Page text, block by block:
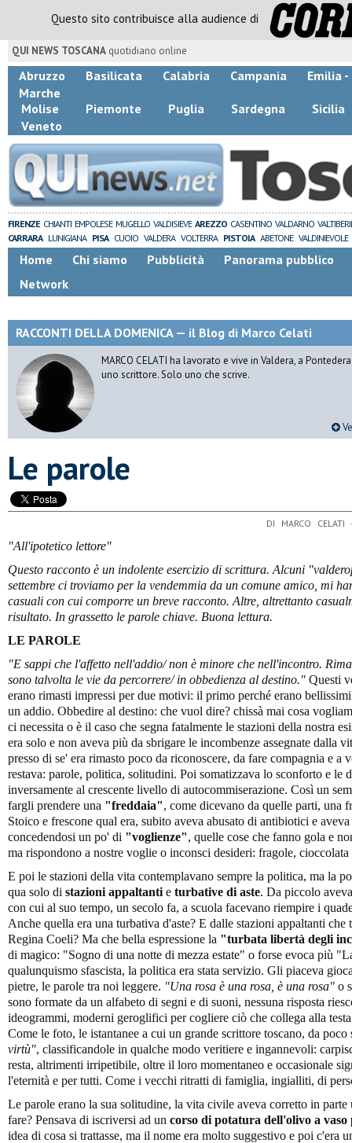
Questo sito contribuisce alla audience di
QUI NEWS TOSCANA quotidiano online
Abruzzo Basilicata Calabria Campania
Emilia -
Marche
Molise
Piemonte Puglia Sardegna
Sicilia
Veneto
FIRENZE CHIANTI EMPOLESE MUGELLO VALDISIEVE AREZZO CASENTINO VALDARNO
CARRARA LUNIGIANA PISA CUOIO VALDERA VOLTERRA PISTOIA ABETONE VALDINIEVOLE
Home Chi siamo Pubblicità
Panorama pubblico
Network
RACCONTI DELLA DOMENICA — il Blog di Marco Celati
MARCO CELATI ha lavorato e vive in Valdera, a
uno scrittore. Solo uno che scrive.
Le parole
DI MARCO
"All'ipotetico lettore"
Questo racconto è un indolente esercizio di scrittura. Alcuni
settembre ci troviamo per la vendemmia da un comune amico, mi
casuali con cui comporre un breve racconto. Altre, altrettanto
risultato. In grassetto le parole chiave. Buona lettura.
LE PAROLE
"E sappi che l'affetto nell'addio/ non è minore che nell'incontro.
sono talvolta le vie da percorrere/ in obbedienza al destino." Questi
erano rimasti impressi per due motivi: il primo perché erano
un addio. Obbedire al destino: che vuol dire? chissà mai cosa
ci necessita o è il caso che segna fatalmente le stazioni della nostra
era solo e non aveva più da sbrigare le incombenze assegnate dalla
presso di se' era rimasto poco da riconoscere, da fare compagnia e a
restava: parole, politica, solitudini. Poi somatizzava lo sconforto e le
inversamente al crescente livello di autocommiserazione. Così un
fargli prendere una "freddaia", come dicevano da quelle parti, una
Stoico e frescone qual era, subito aveva abusato di antibiotici e
concedendosi un po' di "voglienze", quelle cose che fanno gola e
ma rispondono a nostre voglie o inconsci desideri: fragole, cioccolata
E poi le stazioni della vita contemplavano sempre la politica, ma la
qua solo di stazioni appaltanti e turbative di aste. Da piccolo
con cui al suo tempo, un secolo fa, a scuola facevano riempire i
Anche quella era una turbativa d'aste? E dalle stazioni appaltanti
Regina Coeli? Ma che bella espressione la "turbata libertà degli
di magico: "Sogno di una notte di mezza estate" o forse evoca più
qualunquismo sfascista, la politica era stata servizio. Gli piaceva
pietre, le parole tra noi leggere. "Una rosa è una rosa, è una rosa" o
sono formate da un alfabeto di segni e di suoni, nessuna risposta
ideogrammi, moderni geroglifici per cogliere ciò che collega alla
Come le foto, le istantanee a cui un grande scrittore toscano, da
virtù", classificandole in qualche modo veritiere e ingannevoli:
resta, altrimenti irripetibile, oltre il loro momentaneo e occasionale
l'eternità e per tutti. Come i vecchi ritratti di famiglia, ingialliti, di
Le parole erano la sua solitudine, la vita civile aveva corretto in
fare? Pensava di iscriversi ad un corso di potatura dell'olivo a vaso
idea di cosa si trattasse, ma il nome era molto suggestivo e poi c'era